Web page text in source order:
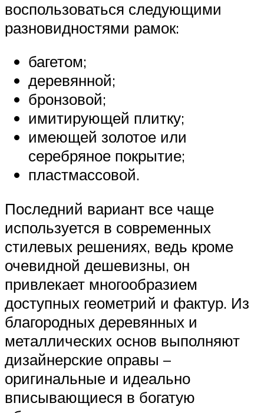
воспользоваться следующими
разновидностями рамок:
багетом;
деревянной;
бронзовой;
имитирующей плитку;
имеющей золотое или
серебряное покрытие;
пластмассовой.
Последний вариант все чаще
используется в современных
стилевых решениях, ведь кроме
очевидной дешевизны, он
привлекает многообразием
доступных геометрий и фактур. Из
благородных деревянных и
металлических основ выполняют
дизайнерские оправы –
оригинальные и идеально
вписывающиеся в богатую